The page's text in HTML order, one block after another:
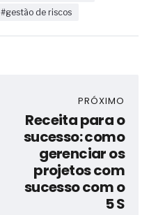
#gestão de riscos
PRÓXIMO
Receita para o
sucesso: como
gerenciar os
projetos com
sucesso com o
5 S